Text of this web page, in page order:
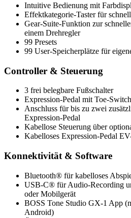
Intuitive Bedienung mit
Effektkategorie-Taster für
Gear-Suite-Funktion zur
einem Drehregler
99 Presets
99 User-Speicherplätze für
Controller & Steuerung
3 frei belegbare Fußschalter
Expression-Pedal mit Toe-
Anschluss für bis zu zwei
Expression-Pedal
Kabellose Steuerung über
Kabelloses Expression-Pedal
Konnektivität & Software
Bluetooth® für kabelloses
USB-C® für Audio-Recording
oder Mobilgerät
BOSS Tone Studio GX-1 App
Android)